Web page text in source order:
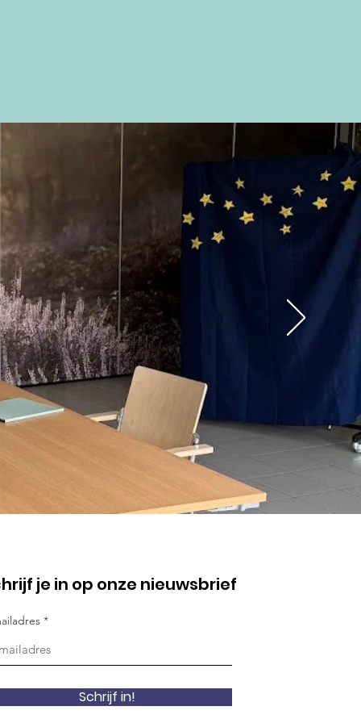
je in op onze nieuwsbrief
Schrijf in!